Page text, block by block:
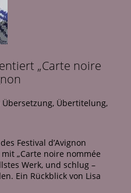
„Carte noire
Übersetzung, Übertitelung,
Festival d’Avignon
„Carte noire nommée
Werk, und schlug –
Ein Rückblick von Lisa